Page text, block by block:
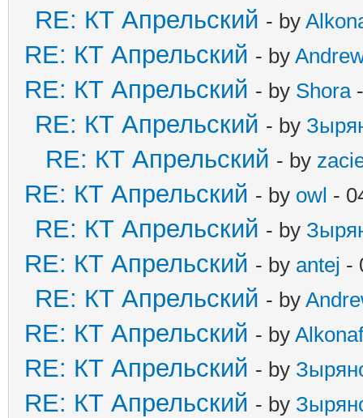
RE: КТ Апрельский - by
RE: КТ Апрельский - by
RE: КТ Апрельский - by Shora-
RE: КТ Апрельский - by
RE: КТ Апрельский - by
RE: КТ Апрельский - by owl -
RE: КТ Апрельский - by
RE: КТ Апрельский - by antej -
RE: КТ Апрельский - by
RE: КТ Апрельский - by
RE: КТ Апрельский - by
RE: КТ Апрельский - by